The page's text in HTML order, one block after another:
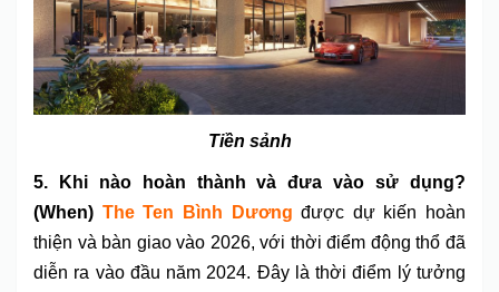
Tiền sảnh
5. Khi nào hoàn thành và đưa vào sử dụng?
(When) The Ten Bình Dương được dự kiến hoàn
thiện và bàn giao vào 2026, với thời điểm động thổ đã
diễn ra vào đầu năm 2024. Đây là thời điểm lý tưởng